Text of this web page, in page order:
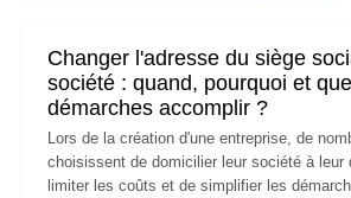
Changer l'adresse du siège
société : quand, pourquoi et
démarches accomplir ?
Lors de la création d'une entreprise, de
choisissent de domicilier leur société à leur
limiter les coûts et de simplifier les